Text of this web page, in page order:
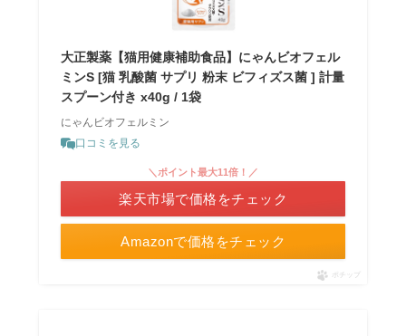
大正製薬【猫用健康補助食品】にゃんビオフェル
ミンS [猫 乳酸菌 サプリ 粉末 ビフィズス菌 ] 計量
スプーン付き x40g / 1袋
にゃんビオフェルミン
口コミを見る
Amazonで価格をチェック
＼ポイント最大11倍！／
楽天市場で価格をチェック
ポチップ